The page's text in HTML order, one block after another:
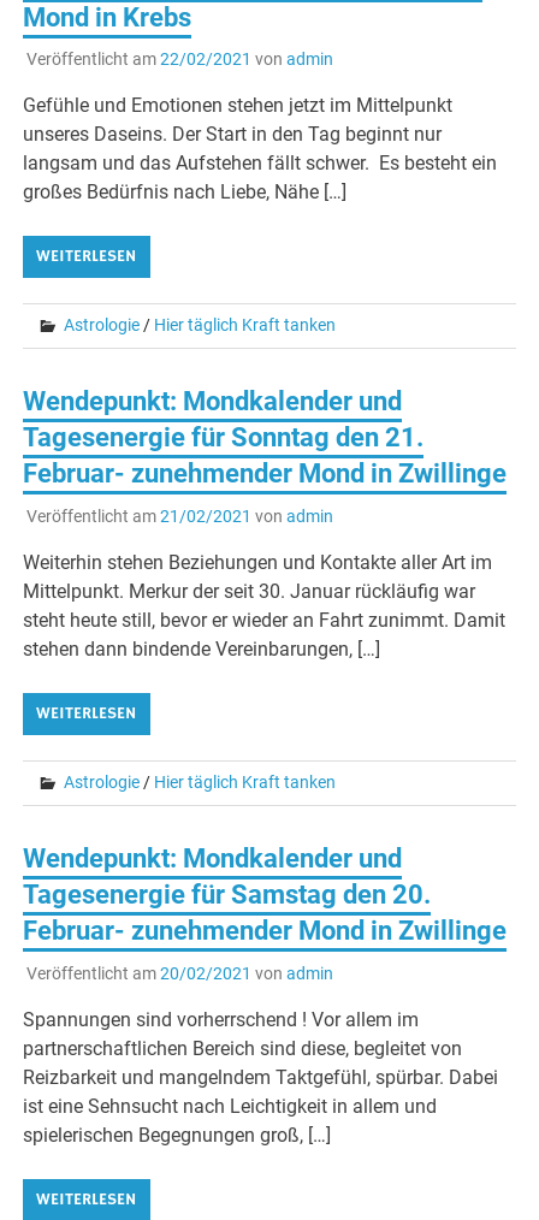
Mond in Krebs
Veröffentlicht am22/02/2021 von admin
Gefühle und Emotionen stehen jetzt im Mittelpunkt
unseres Daseins. Der Start in den Tag beginnt nur
langsam und das Aufstehen fällt schwer. Es besteht ein
großes Bedürfnis nach Liebe, Nähe […]
WEITERLESEN
Astrologie/ Hier täglich Kraft tanken
Wendepunkt: Mondkalender und
Tagesenergie für Sonntag den 21.
Februar- zunehmender Mond in Zwillinge
Veröffentlicht am21/02/2021 von admin
Weiterhin stehen Beziehungen und Kontakte aller Art im
Mittelpunkt. Merkur der seit 30. Januar rückläufig war
steht heute still, bevor er wieder an Fahrt zunimmt. Damit
stehen dann bindende Vereinbarungen, […]
WEITERLESEN
Astrologie / Hier täglich Kraft tanken
Wendepunkt: Mondkalender und
Tagesenergie für Samstag den 20.
Februar- zunehmender Mond in Zwillinge
Veröffentlicht am20/02/2021 von admin
Spannungen sind vorherrschend ! Vor allem im
partnerschaftlichen Bereich sind diese, begleitet von
Reizbarkeit und mangelndem Taktgefühl, spürbar. Dabei
ist eine Sehnsucht nach Leichtigkeit in allem und
spielerischen Begegnungen groß, […]
WEITERLESEN